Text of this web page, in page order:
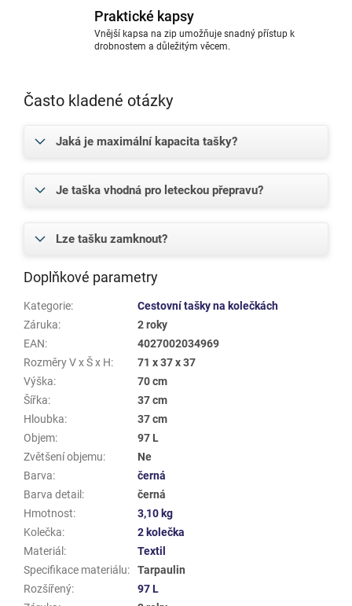
Praktické kapsy
Vnější kapsa na zip umožňuje snadný přístup k
drobnostem a důležitým věcem.
Často kladené otázky
Jaká je maximální kapacita tašky?
Je taška vhodná pro leteckou přepravu?
Lze tašku zamknout?
Doplňkové parametry
Kategorie:
Cestovní tašky na kolečkách
Záruka:
2 roky
EAN:
4027002034969
Rozměry V x Š x H:
71 x 37 x 37
Výška:
70 cm
Šířka:
37 cm
Hloubka:
37 cm
Objem:
97 L
Zvětšení objemu:
Ne
Barva:
černá
Barva detail :
černá
Hmotnost:
3,10 kg
Kolečka:
2 kolečka
Materiál :
Textil
Specifikace materiálu:
Tarpaulin
Rozšířený:
97 L